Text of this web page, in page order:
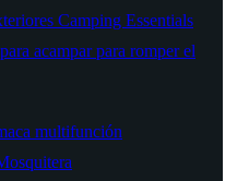
Camping Essentials
acampar para romper el
multifunción